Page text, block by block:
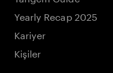
Yearly Recap 2025
Kariyer
Kişiler